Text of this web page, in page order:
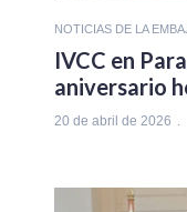
NOTICIAS DE LA
IVCC en
aniversario
20 de abril de 2026